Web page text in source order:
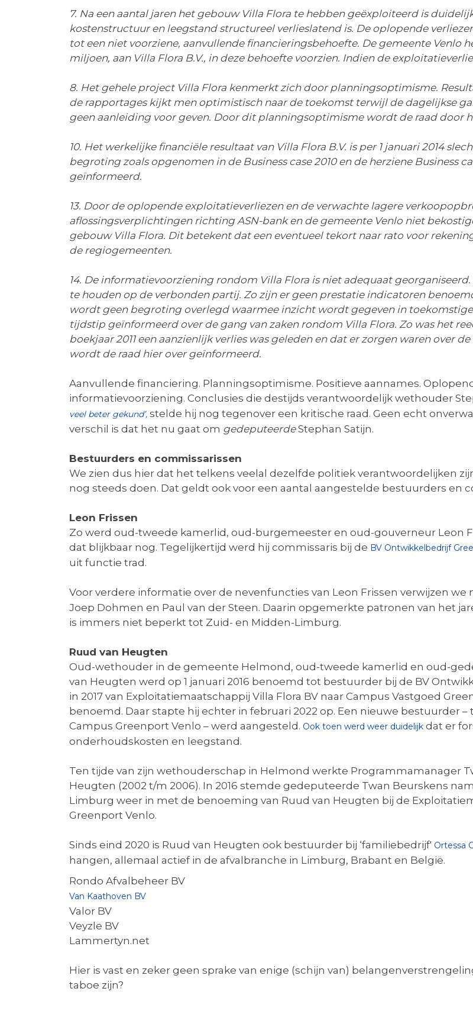
7. Na een aantal jaren het gebouw Villa Flora te hebben geëxploiteerd is
kostenstructuur en leegstand structureel verlieslatend is. De oplopende
tot een niet voorziene, aanvullende financieringsbehoefte. De gemeente Venlo
miljoen, aan Villa Flora B.V., in deze behoefte voorzien. Indien de
8. Het gehele project Villa Flora kenmerkt zich door planningsoptimisme.
de rapportages kijkt men optimistisch naar de toekomst terwijl de dagelijkse
geen aanleiding voor geven. Door dit planningsoptimisme wordt de raad door
10. Het werkelijke financiële resultaat van Villa Flora B.V. is per 1 januari 2014
begroting zoals opgenomen in de Business case 2010 en de herziene Business
geïnformeerd.
13. Door de oplopende exploitatieverliezen en de verwachte lagere
aflossingsverplichtingen richting ASN-bank en de gemeente Venlo niet
gebouw Villa Flora. Dit betekent dat een eventueel tekort naar rato voor
de regiogemeenten.
14. De informatievoorziening rondom Villa Flora is niet adequaat
te houden op de verbonden partij. Zo zijn er geen prestatie indicatoren
wordt geen begroting overlegd waarmee inzicht wordt gegeven in
tijdstip geïnformeerd over de gang van zaken rondom Villa Flora. Zo was het
boekjaar 2011 een aanzienlijk verlies was geleden en dat er zorgen waren over
wordt de raad hier over geïnformeerd.
Aanvullende financiering. Planningsoptimisme. Positieve aannames.
informatievoorziening. Conclusies die destijds verantwoordelijk wethouder
veel beter gekund’, stelde hij nog tegenover een kritische raad. Geen echt
verschil is dat het nu gaat om gedeputeerdeStephan Satijn.
Bestuurders en commissarissen
We zien dus hier dat het telkens veelal dezelfde politiek verantwoordelijken
nog steeds doen. Dat geldt ook voor een aantal aangestelde bestuurders en
Leon Frissen
Zo werd oud-tweede kamerlid, oud-burgemeester en oud-gouverneur Leon
dat blijkbaar nog. Tegelijkertijd werd hij commissaris bij de BV Ontwikkelbedrijf
uit functie trad.
Voor verdere informatie over de nevenfuncties van Leon Frissen verwijzen
Joep Dohmen en Paul van der Steen. Daarin opgemerkte patronen van het
is immers niet beperkt tot Zuid- en Midden-Limburg.
Ruud van Heugten
Oud-wethouder in de gemeente Helmond, oud-tweede kamerlid en oud-
van Heugten werd op 1 januari 2016 benoemd tot bestuurder bij de BV
in 2017 van Exploitatiemaatschappij Villa Flora BV naar Campus Vastgoed
benoemd. Daar stapte hij echter in februari 2022 op. Een nieuwe bestuurder
Campus Greenport Venlo – werd aangesteld. Ook toen werd weer duidelijk dat er
onderhoudskosten en leegstand.
Ten tijde van zijn wethouderschap in Helmond werkte Programmamanager
Heugten (2002 t/m 2006). In 2016 stemde gedeputeerde Twan Beurskens
Limburg weer in met de benoeming van Ruud van Heugten bij de
Greenport Venlo.
Sinds eind 2020 is Ruud van Heugten ook bestuurder bij ‘familiebedrijf' Ortessa
hangen, allemaal actief in de afvalbranche in Limburg, Brabant en België.
Rondo Afvalbeheer BV
Van Kaathoven BV
Valor BV
Veyzle BV
Lammertyn.net
Hier is vast en zeker geen sprake van enige (schijn van)
taboe zijn?